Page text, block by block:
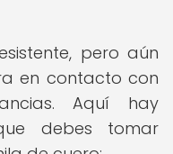
pero aún
en contacto con
Aquí hay
debes tomar